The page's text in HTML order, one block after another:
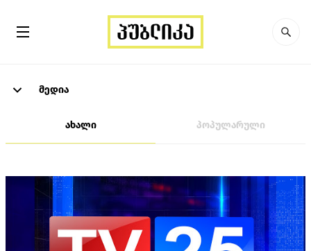
მედია
ახალი პოპულარული